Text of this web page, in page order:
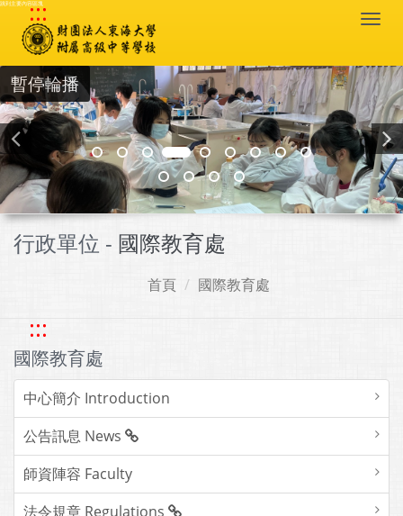
跳到主要內容區塊
:::
暫停輪播
行政單位 - 國際教育處
首頁 國際教育處
:::
國際教育處
中心簡介 Introduction
公告訊息 News
師資陣容 Faculty
法令規章 Regulations